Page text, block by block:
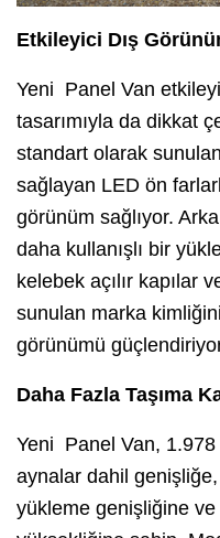
Etkileyici Dış
Yeni Panel Van
tasarımıyla da dikkat
standart olarak
sağlayan LED ön
görünüm sağlıyor.
daha kullanışlı bir
kelebek açılır kapılar
sunulan marka
görünümü
Daha Fazla Taşıma
Yeni Panel Van,
aynalar dahil
yükleme genişliğine